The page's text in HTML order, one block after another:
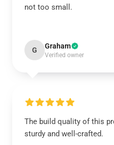
not too small.
G Graham
Verified owner
The build quality of this
sturdy and well-crafted.